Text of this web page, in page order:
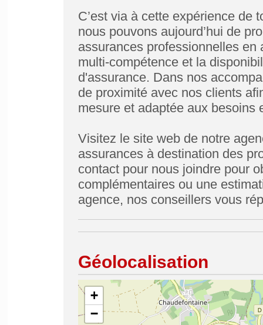
C’est via à cette expérience de
nous pouvons aujourd’hui de
assurances professionnelles
multi-compétence et la
d'assurance. Dans nos
de proximité avec nos clients
mesure et adaptée aux besoins
Visitez le site web de notre
assurances à destination des
contact pour nous joindre pour
complémentaires ou une
agence, nos conseillers vous
Géolocalisation
+
−